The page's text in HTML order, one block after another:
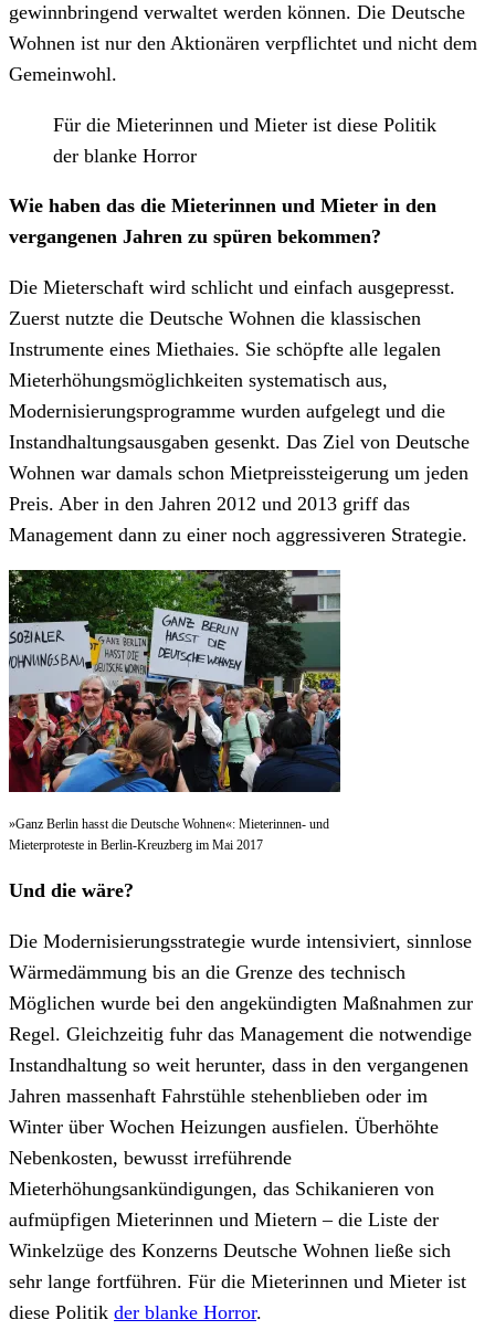
gewinnbringend verwaltet werden können. Die Deutsche
Wohnen ist nur den Aktionären verpflichtet und nicht dem
Gemeinwohl.
Für die Mieterinnen und Mieter ist diese Politik
der blanke Horror
Wie haben das die Mieterinnen und Mieter in den
vergangenen Jahren zu spüren bekommen?
Die Mieterschaft wird schlicht und einfach ausgepresst.
Zuerst nutzte die Deutsche Wohnen die klassischen
Instrumente eines Miethaies. Sie schöpfte alle legalen
Mieterhöhungsmöglichkeiten systematisch aus,
Modernisierungsprogramme wurden aufgelegt und die
Instandhaltungsausgaben gesenkt. Das Ziel von Deutsche
Wohnen war damals schon Mietpreissteigerung um jeden
Preis. Aber in den Jahren 2012 und 2013 griff das
Management dann zu einer noch aggressiveren Strategie.
»Ganz Berlin hasst die Deutsche Wohnen«: Mieterinnen- und
Mieterproteste in Berlin-Kreuzberg im Mai 2017
Und die wäre?
Die Modernisierungsstrategie wurde intensiviert, sinnlose
Wärmedämmung bis an die Grenze des technisch
Möglichen wurde bei den angekündigten Maßnahmen zur
Regel. Gleichzeitig fuhr das Management die notwendige
Instandhaltung so weit herunter, dass in den vergangenen
Jahren massenhaft Fahrstühle stehenblieben oder im
Winter über Wochen Heizungen ausfielen. Überhöhte
Nebenkosten, bewusst irreführende
Mieterhöhungsankündigungen, das Schikanieren von
aufmüpfigen Mieterinnen und Mietern – die Liste der
Winkelzüge des Konzerns Deutsche Wohnen ließe sich
sehr lange fortführen. Für die Mieterinnen und Mieter ist
diese Politik der blanke Horror.